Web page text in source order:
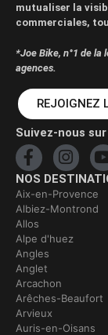
mutualiser la
commerciales,
*Joe Bike, n°1 de la
agences.
REJOIGNEZ
Suivez-nous
NOS
Aix-en-Provence
Albiez-Montrond
Allos
Alpe d'huez
Angles
Anglet
Arcachon
Arêches-Beaufort
Arvieux
Auris-en-Oisans